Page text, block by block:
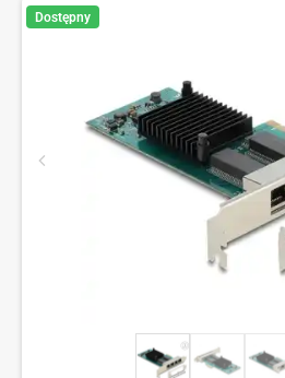
Dostępny